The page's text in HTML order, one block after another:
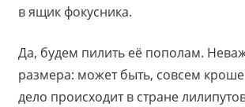
в ящик фокусника.
Да, будем пилить её пополам.
размера: может быть, совсем
дело происходит в стране